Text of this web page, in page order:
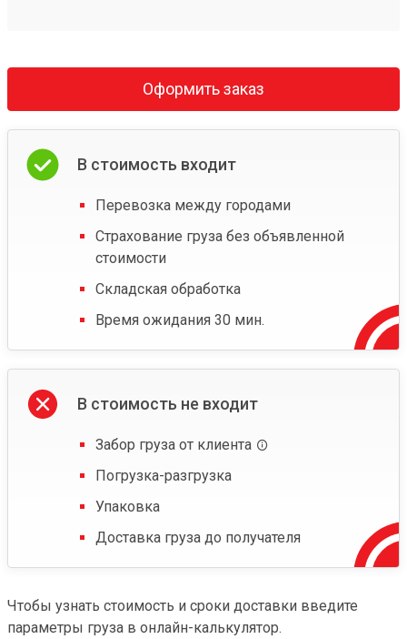
Оформить заказ
В стоимость входит
Перевозка между городами
Страхование груза без объявленной
стоимости
Складская обработка
Время ожидания 30 мин.
В стоимость не входит
Забор груза от клиента
Погрузка-разгрузка
Упаковка
Доставка груза до получателя
Чтобы узнать стоимость и сроки доставки введите
параметры груза в онлайн-калькулятор.